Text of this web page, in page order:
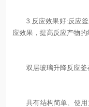
3.反应效果好:反应釜
应效果，提高反应产物的
双层玻璃升降反应釜
具有结构简单、使用